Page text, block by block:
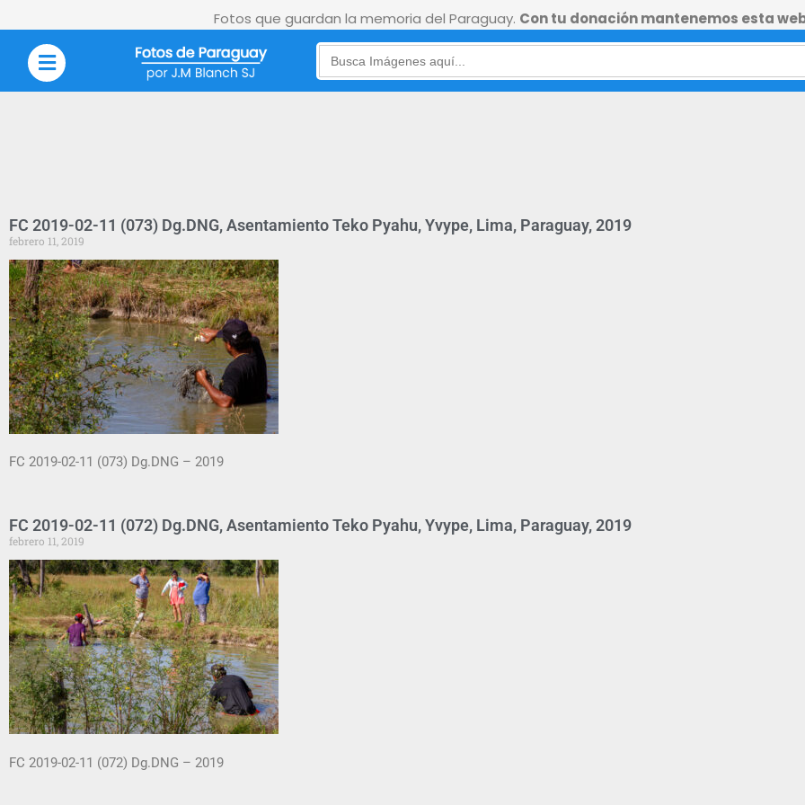
Fotos que guardan la memoria del Paraguay. Con tu donación mantenemos esta
Search
for:
FC 2019-02-11 (073) Dg.DNG, Asentamiento Teko Pyahu, Yvype, Lima, Paraguay, 2019
febrero 11, 2019
FC 2019-02-11 (073) Dg.DNG – 2019
FC 2019-02-11 (072) Dg.DNG, Asentamiento Teko Pyahu, Yvype, Lima, Paraguay, 2019
febrero 11, 2019
FC 2019-02-11 (072) Dg.DNG – 2019